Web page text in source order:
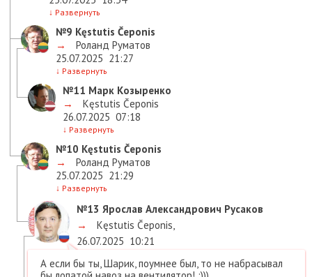
↓ Развернуть
№9 Kęstutis Čeponis
→
Роланд Руматов
25.07.2025 21:27
↓ Развернуть
№11 Марк Козыренко
→
Kęstutis Čeponis
26.07.2025 07:18
↓ Развернуть
№10 Kęstutis Čeponis
→
Роланд Руматов
25.07.2025 21:29
↓ Развернуть
№13 Ярослав Александрович Русаков
→
Kęstutis Čeponis,
26.07.2025 10:21
А если бы ты, Шарик, поумнее был, то не набрасывал